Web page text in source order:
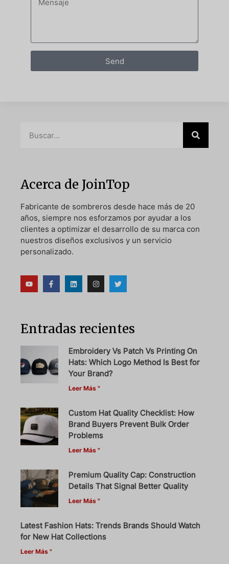
Send
Acerca de JoinTop
Fabricante de sombreros desde hace más de 20
años, siempre nos esforzamos por ayudar a los
clientes a optimizar el desarrollo de su marca con
nuestros diseños exclusivos y un servicio
personalizado.
Entradas recientes
Embroidery Vs Patch Vs Printing On
Hats: Which Logo Method Is Best for
Your Brand?
Leer Más "
Custom Hat Quality Checklist: How
Brand Buyers Prevent Bulk Order
Problems
Leer Más "
Premium Quality Cap: Construction
Details That Signal Better Quality
Leer Más "
Latest Fashion Hats: Trends Brands Should Watch
for New Hat Collections
Leer Más "